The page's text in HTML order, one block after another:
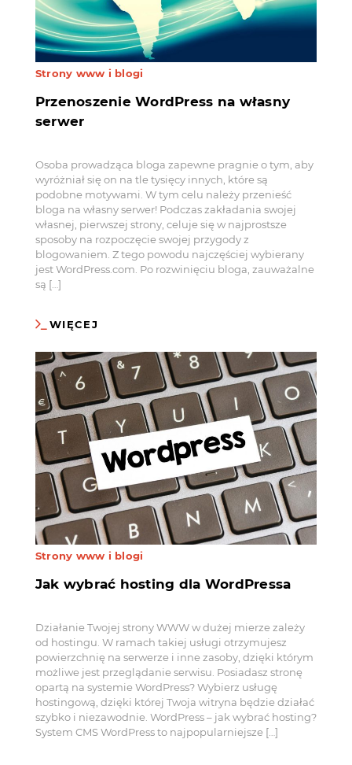
Strony www i blogi
Przenoszenie WordPress na własny
serwer
Osoba prowadząca bloga zapewne pragnie o tym, aby
wyróżniał się on na tle tysięcy innych, które są
podobne motywami. W tym celu należy przenieść
bloga na własny serwer! Podczas zakładania swojej
własnej, pierwszej strony, celuje się w najprostsze
sposoby na rozpoczęcie swojej przygody z
blogowaniem. Z tego powodu najczęściej wybierany
jest WordPress.com. Po rozwinięciu bloga, zauważalne
są […]
WIĘCEJ
Strony www i blogi
Jak wybrać hosting dla WordPressa
Działanie Twojej strony WWW w dużej mierze zależy
od hostingu. W ramach takiej usługi otrzymujesz
powierzchnię na serwerze i inne zasoby, dzięki którym
możliwe jest przeglądanie serwisu. Posiadasz stronę
opartą na systemie WordPress? Wybierz usługę
hostingową, dzięki której Twoja witryna będzie działać
szybko i niezawodnie. WordPress – jak wybrać hosting?
System CMS WordPress to najpopularniejsze […]